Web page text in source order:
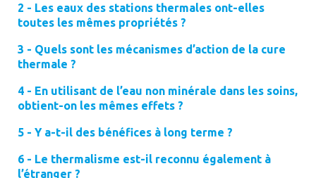
2 - Les eaux des stations thermales ont-elles
toutes les mêmes propriétés ?
3 - Quels sont les mécanismes d’action de la cure
thermale ?
4 - En utilisant de l’eau non minérale dans les soins,
obtient-on les mêmes effets ?
5 - Y a-t-il des bénéfices à long terme ?
6 - Le thermalisme est-il reconnu également à
l’étranger ?